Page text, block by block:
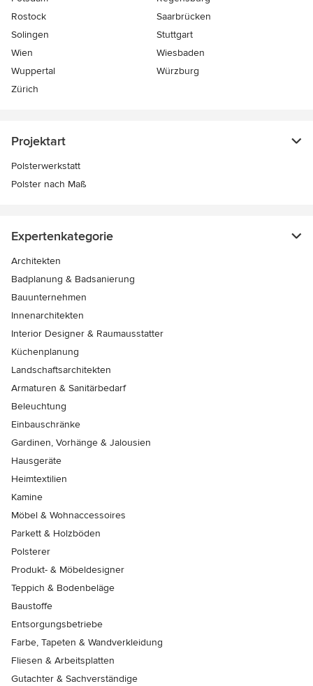
Rostock
Saarbrücken
Solingen
Stuttgart
Wien
Wiesbaden
Wuppertal
Würzburg
Zürich
Projektart
Polsterwerkstatt
Polster nach Maß
Expertenkategorie
Architekten
Badplanung & Badsanierung
Bauunternehmen
Innenarchitekten
Interior Designer & Raumausstatter
Küchenplanung
Landschaftsarchitekten
Armaturen & Sanitärbedarf
Beleuchtung
Einbauschränke
Gardinen, Vorhänge & Jalousien
Hausgeräte
Heimtextilien
Kamine
Möbel & Wohnaccessoires
Parkett & Holzböden
Polsterer
Produkt- & Möbeldesigner
Teppich & Bodenbeläge
Baustoffe
Entsorgungsbetriebe
Farbe, Tapeten & Wandverkleidung
Fliesen & Arbeitsplatten
Gutachter & Sachverständige